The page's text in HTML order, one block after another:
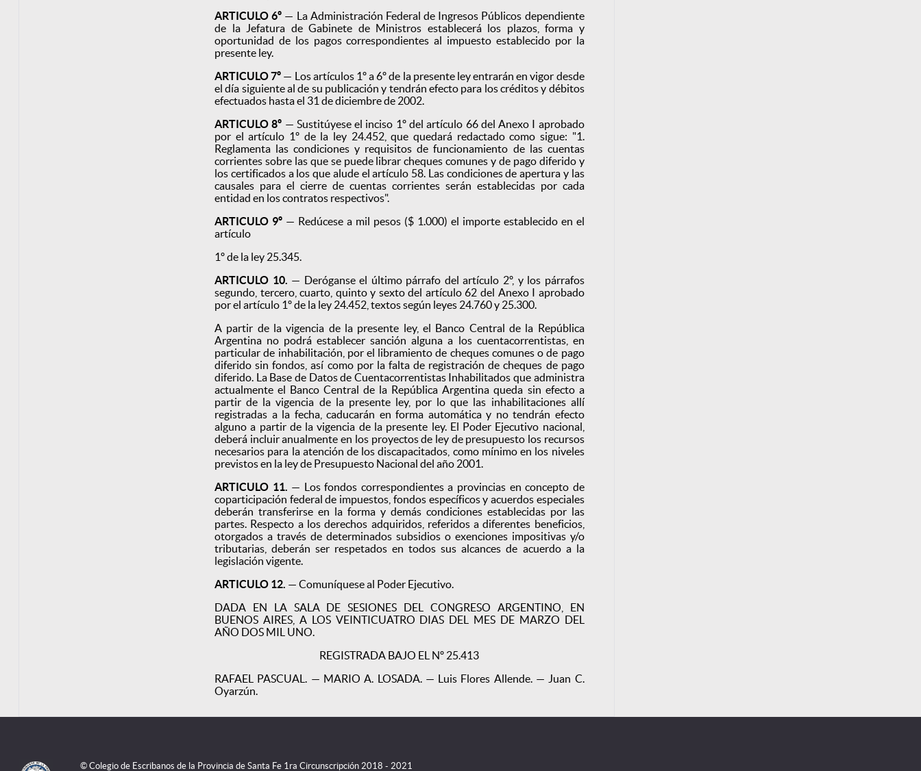
ARTICULO 6º — La Administración Federal de Ingresos Públicos dependiente
de la Jefatura de Gabinete de Ministros establecerá los plazos, forma y
oportunidad de los pagos correspondientes al impuesto establecido por la
presente ley.
ARTICULO 7º — Los artículos 1º a 6º de la presente ley entrarán en vigor desde
el día siguiente al de su publicación y tendrán efecto para los créditos y débitos
efectuados hasta el 31 de diciembre de 2002.
ARTICULO 8º — Sustitúyese el inciso 1º del artículo 66 del Anexo I aprobado
por el artículo 1º de la ley 24.452, que quedará redactado como sigue: "1.
Reglamenta las condiciones y requisitos de funcionamiento de las cuentas
corrientes sobre las que se puede librar cheques comunes y de pago diferido y
los certificados a los que alude el artículo 58. Las condiciones de apertura y las
causales para el cierre de cuentas corrientes serán establecidas por cada
entidad en los contratos respectivos".
ARTICULO 9º — Redúcese a mil pesos ($ 1.000) el importe establecido en el
artículo
1º de la ley 25.345.
ARTICULO 10. — Deróganse el último párrafo del artículo 2º, y los párrafos
segundo, tercero, cuarto, quinto y sexto del artículo 62 del Anexo I aprobado
por el artículo 1º de la ley 24.452, textos según leyes 24.760 y 25.300.
A partir de la vigencia de la presente ley, el Banco Central de la República
Argentina no podrá establecer sanción alguna a los cuentacorrentistas, en
particular de inhabilitación, por el libramiento de cheques comunes o de pago
diferido sin fondos, así como por la falta de registración de cheques de pago
diferido. La Base de Datos de Cuentacorrentistas Inhabilitados que administra
actualmente el Banco Central de la República Argentina queda sin efecto a
partir de la vigencia de la presente ley, por lo que las inhabilitaciones allí
registradas a la fecha, caducarán en forma automática y no tendrán efecto
alguno a partir de la vigencia de la presente ley. El Poder Ejecutivo nacional,
deberá incluir anualmente en los proyectos de ley de presupuesto los recursos
necesarios para la atención de los discapacitados, como mínimo en los niveles
previstos en la ley de Presupuesto Nacional del año 2001.
ARTICULO 11. — Los fondos correspondientes a provincias en concepto de
coparticipación federal de impuestos, fondos específicos y acuerdos especiales
deberán transferirse en la forma y demás condiciones establecidas por las
partes. Respecto a los derechos adquiridos, referidos a diferentes beneficios,
otorgados a través de determinados subsidios o exenciones impositivas y/o
tributarias, deberán ser respetados en todos sus alcances de acuerdo a la
legislación vigente.
ARTICULO 12. — Comuníquese al Poder Ejecutivo.
DADA EN LA SALA DE SESIONES DEL CONGRESO ARGENTINO, EN
BUENOS AIRES, A LOS VEINTICUATRO DIAS DEL MES DE MARZO DEL
AÑO DOS MIL UNO.
REGISTRADA BAJO EL Nº 25.413
RAFAEL PASCUAL. — MARIO A. LOSADA. — Luis Flores Allende. — Juan C.
Oyarzún.
© Colegio de Escribanos de la Provincia de Santa Fe 1ra Circunscripción 2018 - 2021